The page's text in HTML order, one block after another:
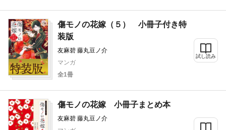
傷モノの花嫁（５） 小冊子付き特
装版
友麻碧 藤丸豆ノ介
マンガ
全1冊
試し読み
傷モノの花嫁 小冊子まとめ本
友麻碧 藤丸豆ノ介